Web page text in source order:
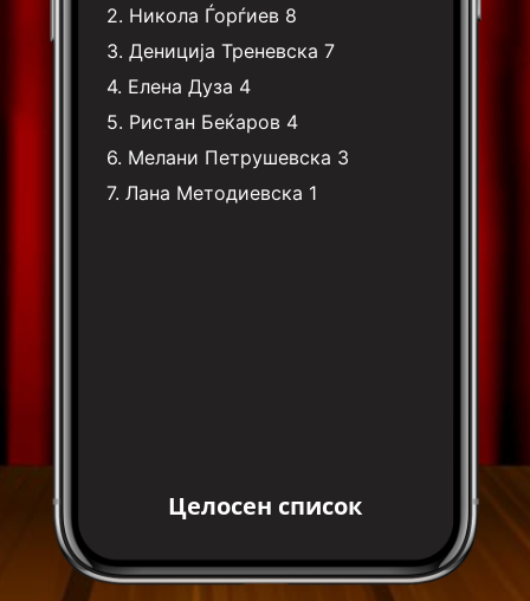
2. Никола Ѓорѓиев 8
3.Дениција Треневска 7
4. Елена Дуза 4
5. Ристан Беќаров 4
6. Мелани Петрушевска 3
7.Лана Методиевска 1
Целосен список